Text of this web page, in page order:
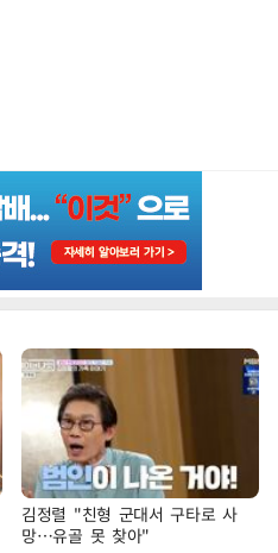
김정렬 "친형 군대서 구타로 사
망…유골 못 찾아"